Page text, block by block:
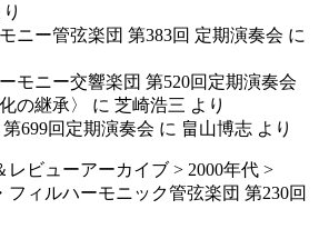
ニー管弦楽団 第383回 定期演奏会 に
モニー交響楽団 第520回定期演奏会
の継承〉
に 芝崎浩三 より
699回定期演奏会 に 畠山博志 より
レビューアーカイブ > 2000年代 >
フィルハーモニック管弦楽団 第230回